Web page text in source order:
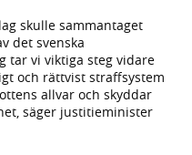
skulle sammantaget
det svenska
tar vi viktiga steg vidare
och rättvist straffsystem
allvar och skyddar
säger justitieminister